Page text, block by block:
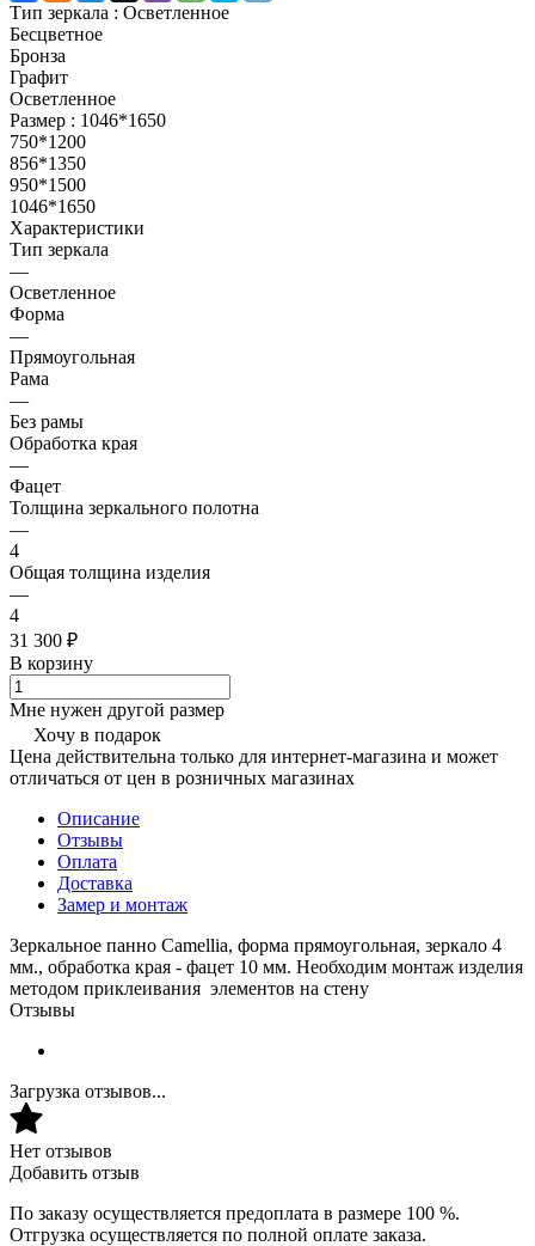
Тип зеркала : Осветленное
Бесцветное
Бронза
Графит
Осветленное
Размер : 1046*1650
750*1200
856*1350
950*1500
1046*1650
Характеристики
Тип зеркала
—
Осветленное
Форма
—
Прямоугольная
Рама
—
Без рамы
Обработка края
—
Фацет
Толщина зеркального полотна
—
4
Общая толщина изделия
—
4
31 300 ₽
В корзину
Мне нужен другой размер
Хочу в подарок
Цена действительна только для интернет-магазина и может
отличаться от цен в розничных магазинах
Описание
Отзывы
Оплата
Доставка
Замер и монтаж
Зеркальное панно Camellia, форма прямоугольная, зеркало 4
мм., обработка края - фацет 10 мм. Необходим монтаж изделия
методом приклеивания элементов на стену
Отзывы
Загрузка отзывов...
Нет отзывов
Добавить отзыв
По заказу осуществляется предоплата в размере 100 %.
Отгрузка осуществляется по полной оплате заказа.